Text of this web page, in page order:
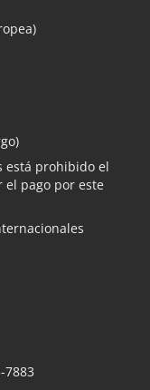
está prohibido el
el pago por este
7883